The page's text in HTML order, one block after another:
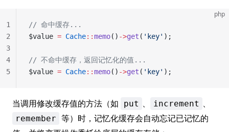
php
// 命中缓存...
$value = Cache::memo() ->get ( 'key' );
// 不命中缓存，返回记忆化的值...
$value = Cache::memo() ->get ( 'key' );
1
2
3
4
5
当调用修改缓存值的方法（如 put 、 increment 、
remember 等）时，记忆化缓存会自动忘记已记忆的